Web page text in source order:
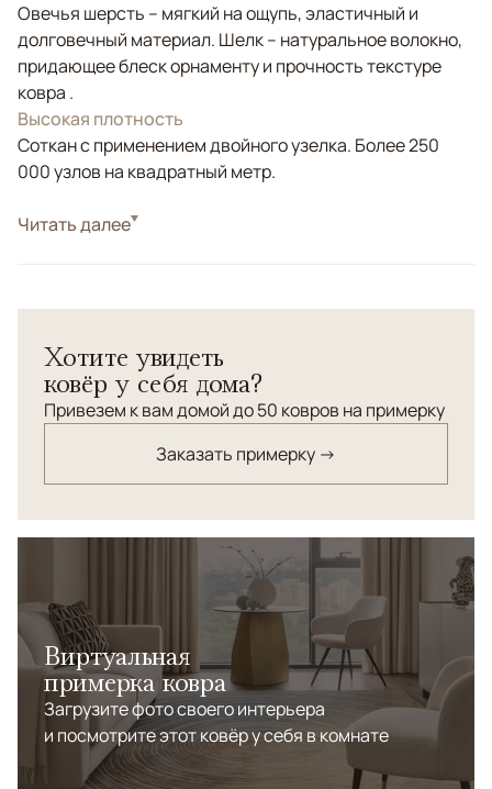
Овечья шерсть – мягкий на ощупь, эластичный и
долговечный материал. Шелк – натуральное волокно,
придающее блеск орнаменту и прочность текстуре
ковра .
Высокая плотность
Соткан с применением двойного узелка. Более 250
000 узлов на квадратный метр.
СтильСовременные
коллекции «Water Dance» («Танец воды») от всемирно
известного ЭРБИЛя ТЕЗКАНа. Этот неповторимый
шедевр соткан по самой трудоемкой и древней
шерсти наивысшего качества.
Читать далее
Хотите увидеть
ковёр у себя дома?
Привезем к вам домой до 50 ковров на примерку
Заказать примерку →
Виртуальная
примерка ковра
Загрузите фото своего интерьера
и посмотрите этот ковёр у себя в комнате